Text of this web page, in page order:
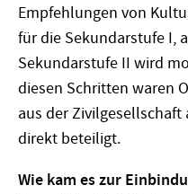
Empfehlungen von
für die Sekundarstufe I,
Sekundarstufe II wird
diesen Schritten waren
aus der
direkt beteiligt.
Wie kam es zur